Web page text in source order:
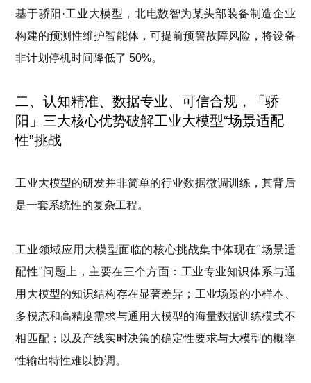
基于骄阳 ·工业大模型，北电数智为某头部装备制造企业
构建的预测性维护智能体，可提前预警故障风险，将设备
非计划停机时间降低了 50%。
二、认知精准、数据专业、可信合规，「骄
阳」三大核心优势破解工业大模型“场景适配
性”挑战
工业大模型的研发并非简单的行业数据微调训练，其背后
是一套系统性的复杂工程。
工业领域应用大模型面临的核心挑战集中体现在"场景适
配性"问题上，主要在三个方面：工业专业知识体系与通
用大模型的知识结构存在显著差异；工业场景的小样本、
多模态和高精度需求与通用大模型的海量数据训练模式不
相匹配；以及产线实时决策的确定性要求与大模型的概率
性输出特性难以协调。